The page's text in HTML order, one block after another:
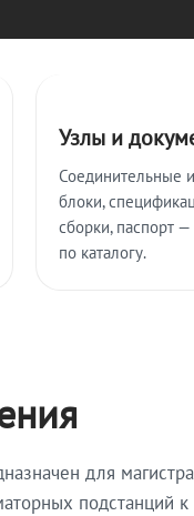
Узлы и
Соединительные
блоки,
сборки, паспорт —
по каталогу.
для
подстанций